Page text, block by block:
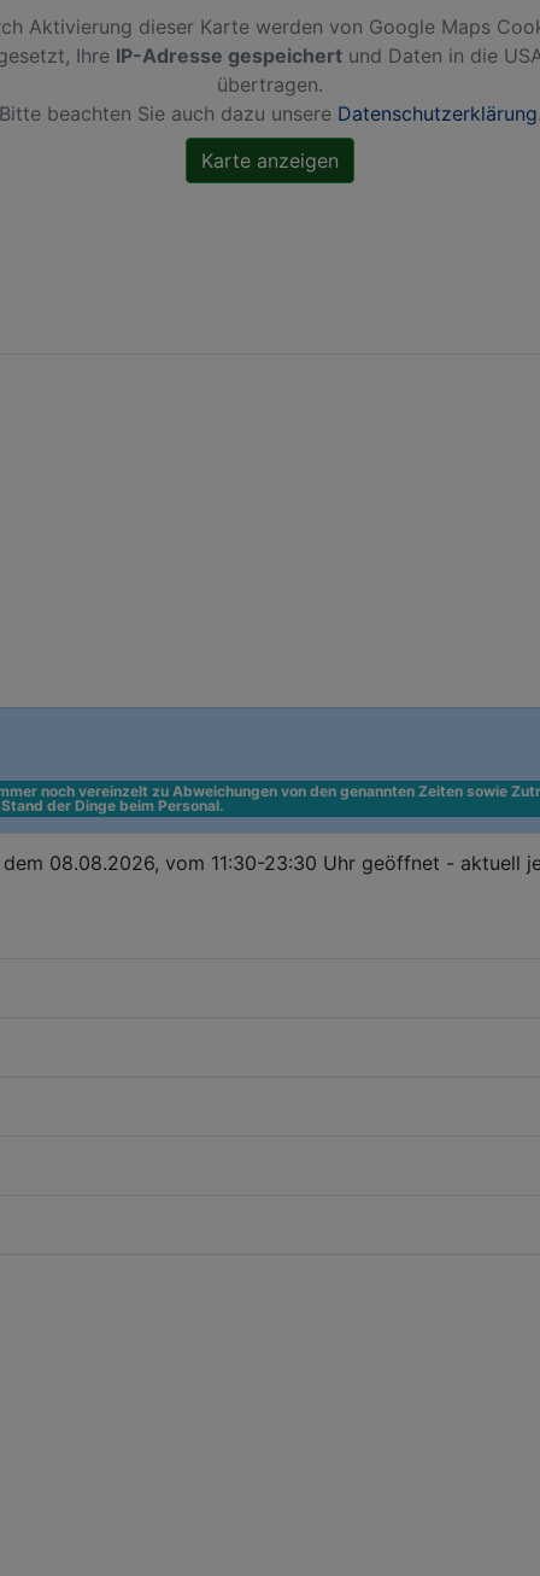
noch vereinzelt zu Abweichungen von den genannten Zeiten sowie
der Dinge beim Personal.
08.08.2026, vom 11:30-23:30 Uhr geöffnet - aktuell
Aktivierung dieser Karte werden von Google Maps
Ihre IP-Adresse gespeichert und Daten in die
übertragen.
beachten Sie auch dazu unsere Datenschutzerklärung.